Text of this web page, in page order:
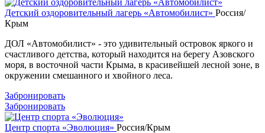
Детский оздоровительный лагерь «Автомобилист» Россия/
Крым
ДОЛ «Автомобилист» - это удивительный островок яркого и
счастливого детства, который находится на берегу Азовского
моря, в восточной части Крыма, в красивейшей лесной зоне, в
окружении смешанного и хвойного леса.
Забронировать
Забронировать
Центр спорта «Эволюция» Россия/Крым